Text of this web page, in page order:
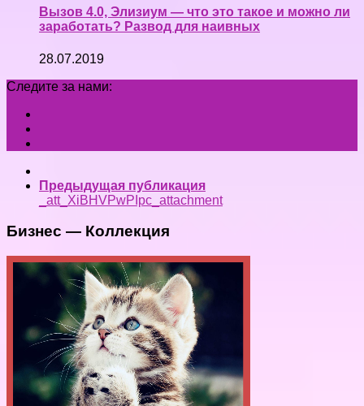
Вызов 4.0, Элизиум — что это такое и можно ли
заработать? Развод для наивных
28.07.2019
Следите за нами:
Предыдущая публикация
_att_XiBHVPwPIpc_attachment
Бизнес — Коллекция